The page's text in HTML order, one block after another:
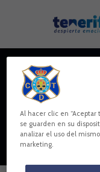
Skip to main content
Al hacer clic en “Aceptar
se guarden en su
analizar el uso del
marketing.